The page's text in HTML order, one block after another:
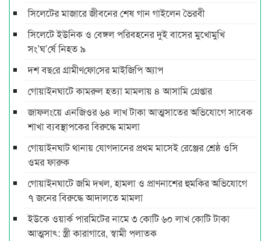
সিলেটের মাজারে জীবনের শেষ গান গাইলেন ভৈরবী
সিলেটে ইউনিক ও বেঙ্গল পরিবহনের দুই বাসের মুখোমুখি
সং’ঘ’র্ষে নিহত ৯
দশ বছ‌রে গ্রামীণ‌ফো‌সের মাইজিপি অ্যাপ
গোয়াইনঘাটে কামরুল হত্যা মামলায় ৪ আসামি গ্রেপ্তার
জাফলংয়ে এনজিওর ৬৪ লাখ টাকা আত্মসাতের অভিযোগে সাবেক
শাখা ব্যবস্থাপকের বিরুদ্ধে মামলা
গোয়াইনঘাট থানায় যোগদানের প্রথম মাসেই রেঞ্জের শ্রেষ্ঠ ওসি
ওমর ফারুক
গোয়াইনঘাটে জমি দখল, হামলা ও প্রাণনাশের হুমকির অভিযোগে
৭ জনের বিরুদ্ধে আদালতে মামলা
ইউকে ওয়ার্ক পারমিটের নামে ৩ কোটি ৬০ লাখ কোটি টাকা
আত্মসাৎ: স্ত্রী কারাগারে, স্বামী পলাতক